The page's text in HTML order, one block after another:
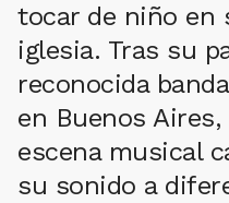
tocar de niño en
iglesia. Tras su
reconocida
en Buenos
escena musical
su sonido a